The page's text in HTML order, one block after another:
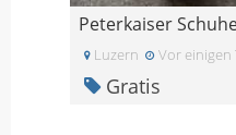
Peterkaiser
Luzern Vor einigen
Gratis